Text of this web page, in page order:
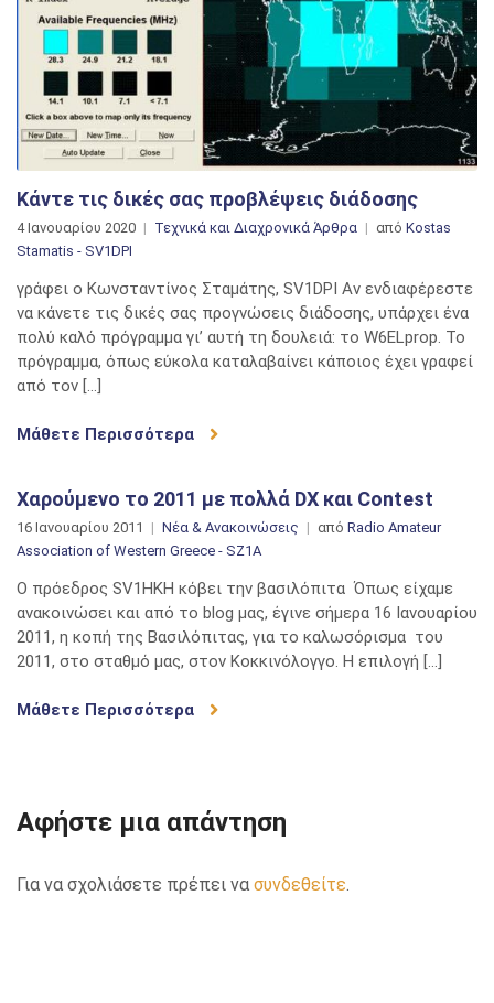
Κάντε τις δικές σας προβλέψεις διάδοσης
4 Ιανουαρίου 2020 Τεχνικά και Διαχρονικά Άρθρα από Kostas
Stamatis - SV1DPI
γράφει ο Κωνσταντίνος Σταμάτης, SV1DPI Αν ενδιαφέρεστε
να κάνετε τις δικές σας προγνώσεις διάδοσης, υπάρχει ένα
πολύ καλό πρόγραμμα γι’ αυτή τη δουλειά: το W6ELprop. Το
πρόγραμμα, όπως εύκολα καταλαβαίνει κάποιος έχει γραφεί
από τον […]
Μάθετε Περισσότερα
Χαρούμενο το 2011 με πολλά DX και Contest
16 Ιανουαρίου 2011 Νέα & Ανακοινώσεις από Radio Amateur
Association of Western Greece - SZ1A
Ο πρόεδρος SV1HKH κόβει την βασιλόπιτα Όπως είχαμε
ανακοινώσει και από το blog μας, έγινε σήμερα 16 Ιανουαρίου
2011, η κοπή της Βασιλόπιτας, για το καλωσόρισμα του
2011, στο σταθμό μας, στον Κοκκινόλογγο. Η επιλογή […]
Μάθετε Περισσότερα
Αφήστε μια απάντηση
Για να σχολιάσετε πρέπει να συνδεθείτε.